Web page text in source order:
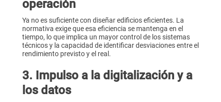
operación
Ya no es suficiente con diseñar edificios eficientes. La
normativa exige que esa eficiencia se mantenga en el
tiempo, lo que implica un mayor control de los sistemas
técnicos y la capacidad de identificar desviaciones entre el
rendimiento previsto y el real.
3. Impulso a la digitalización y a
los datos